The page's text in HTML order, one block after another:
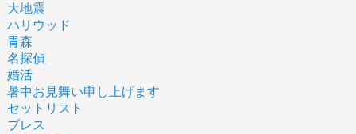
大地震
ハリウッド
青森
名探偵
婚活
暑中お見舞い申し上げます
セットリスト
ブレス